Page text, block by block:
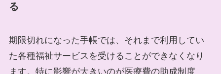
る
期限切れになった手帳では、それまで利用してい
た各種福祉サービスを受けることができなくなり
ます。特に影響が大きいのが医療費の助成制度